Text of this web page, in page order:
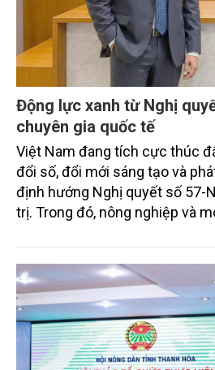
Động lực xanh từ Nghị
chuyên gia quốc tế
Việt Nam đang tích cực thúc
đổi số, đổi mới sáng tạo và
định hướng Nghị quyết số 57-
trị. Trong đó, nông nghiệp và
sắc bởi các tiến bộ công nghệ
toàn cầu, đặc biệt là mục tiêu
bằng 0 (Net-Zero) vào năm